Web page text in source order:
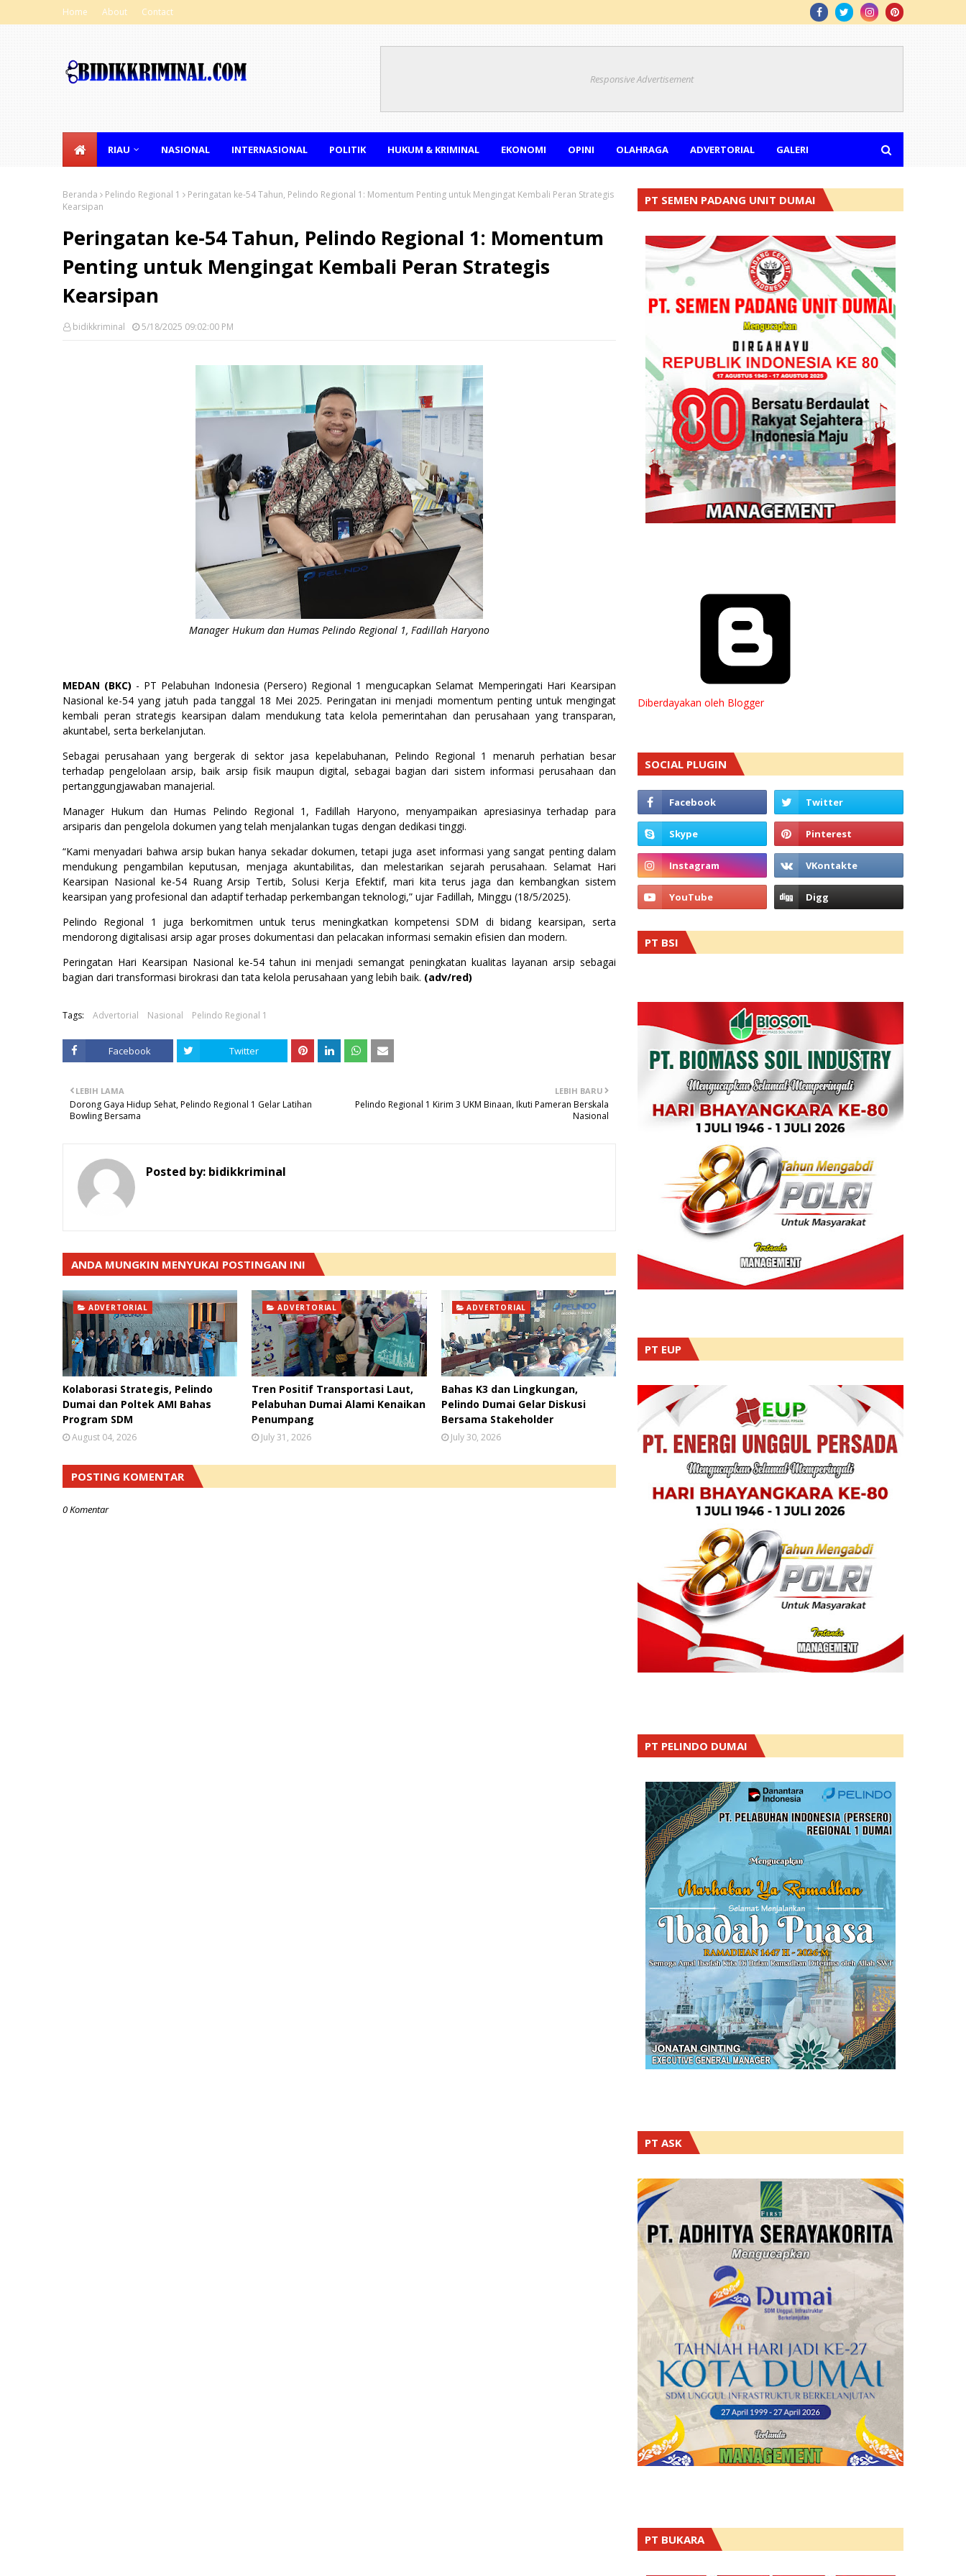
Home About Contact
Responsive Advertisement
RIAU NASIONAL INTERNASIONAL POLITIK HUKUM & KRIMINAL EKONOMI OPINI OLAHRAGA ADVERTORIAL GALERI
Beranda Pelindo Regional 1
Peringatan ke-54 Tahun, Pelindo Regional 1: Momentum Penting untuk Mengingat Kembali Peran Strategis
Kearsipan
Peringatan ke-54 Tahun, Pelindo Regional 1: Momentum
Penting untuk Mengingat Kembali Peran Strategis
Kearsipan
bidikkriminal 5/18/2025 09:02:00 PM
Manager Hukum dan Humas Pelindo Regional 1, Fadillah Haryono
MEDAN (BKC) - PT Pelabuhan Indonesia (Persero) Regional 1 mengucapkan Selamat Memperingati Hari Kearsipan
Nasional ke-54 yang jatuh pada tanggal 18 Mei 2025. Peringatan ini menjadi momentum penting untuk mengingat
kembali peran strategis kearsipan dalam mendukung tata kelola pemerintahan dan perusahaan yang transparan,
akuntabel, serta berkelanjutan.
Sebagai perusahaan yang bergerak di sektor jasa kepelabuhanan, Pelindo Regional 1 menaruh perhatian besar
terhadap pengelolaan arsip, baik arsip fisik maupun digital, sebagai bagian dari sistem informasi perusahaan dan
pertanggungjawaban manajerial.
Manager Hukum dan Humas Pelindo Regional 1, Fadillah Haryono, menyampaikan apresiasinya terhadap para
arsiparis dan pengelola dokumen yang telah menjalankan tugas dengan dedikasi tinggi.
“Kami menyadari bahwa arsip bukan hanya sekadar dokumen, tetapi juga aset informasi yang sangat penting dalam
mendukung pengambilan keputusan, menjaga akuntabilitas, dan melestarikan sejarah perusahaan. Selamat Hari
Kearsipan Nasional ke-54 Ruang Arsip Tertib, Solusi Kerja Efektif, mari kita terus jaga dan kembangkan sistem
kearsipan yang profesional dan adaptif terhadap perkembangan teknologi,” ujar Fadillah, Minggu (18/5/2025).
Pelindo Regional 1 juga berkomitmen untuk terus meningkatkan kompetensi SDM di bidang kearsipan, serta
mendorong digitalisasi arsip agar proses dokumentasi dan pelacakan informasi semakin efisien dan modern.
Peringatan Hari Kearsipan Nasional ke-54 tahun ini menjadi semangat peningkatan kualitas layanan arsip sebagai
bagian dari transformasi birokrasi dan tata kelola perusahaan yang lebih baik. (adv/red)
Tags: Advertorial Nasional Pelindo Regional 1
Facebook Twitter
LEBIH BARU
Pelindo Regional 1 Kirim 3 UKM Binaan, Ikuti Pameran Berskala
Nasional
LEBIH LAMA
Dorong Gaya Hidup Sehat, Pelindo Regional 1 Gelar Latihan
Bowling Bersama
Posted by: bidikkriminal
ANDA MUNGKIN MENYUKAI POSTINGAN INI
ADVERTORIAL
Kolaborasi Strategis, Pelindo
Dumai dan Poltek AMI Bahas
Program SDM
August 04, 2026
ADVERTORIAL
Tren Positif Transportasi Laut,
Pelabuhan Dumai Alami Kenaikan
Penumpang
July 31, 2026
ADVERTORIAL
Bahas K3 dan Lingkungan,
Pelindo Dumai Gelar Diskusi
Bersama Stakeholder
July 30, 2026
POSTING KOMENTAR
0 Komentar
PT SEMEN PADANG UNIT DUMAI
Diberdayakan oleh Blogger
SOCIAL PLUGIN
PT BSI
PT EUP
PT PELINDO DUMAI
PT ASK
PT BUKARA